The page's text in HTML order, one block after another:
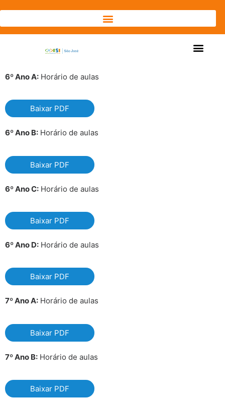
6º Ano A: Horário de aulas
Baixar PDF
6º Ano B: Horário de aulas
Baixar PDF
6º Ano C: Horário de aulas
Baixar PDF
6º Ano D: Horário de aulas
Baixar PDF
7º Ano A: Horário de aulas
Baixar PDF
7º Ano B: Horário de aulas
Baixar PDF